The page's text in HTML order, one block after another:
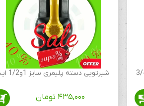
دسته پلیمری سایز 3/4
شیرتوپی دسته پلیمری سایز 1و1/2 اینچ
۴۳۵,۰۰۰ تومان